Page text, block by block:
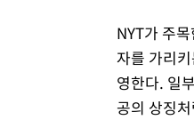
NYT가 주
자를 가리
영한다. 일
공의 상징